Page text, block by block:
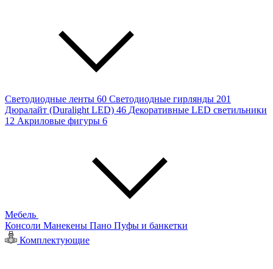
Светодиодные ленты 60 Светодиодные гирлянды 201
Дюралайт (Duralight LED) 46 Декоративные LED светильники
12 Акриловые фигуры 6
Мебель
Консоли Манекены Пано Пуфы и банкетки
Комплектующие